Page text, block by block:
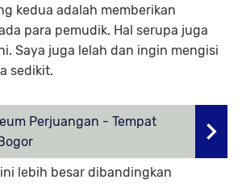
kedua adalah memberikan
para pemudik. Hal serupa juga
Saya juga lelah dan ingin mengisi
sedikit.
Perjuangan - Tempat
lebih besar dibandingkan